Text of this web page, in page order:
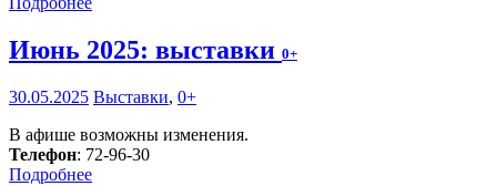
Июнь 2025: выставки 0+
30.05.2025 Выставки, 0+
В афише возможны изменения.
Телефон: 72-96-30
Подробнее